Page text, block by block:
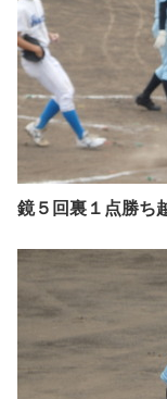
鏡５回裏１点勝ち